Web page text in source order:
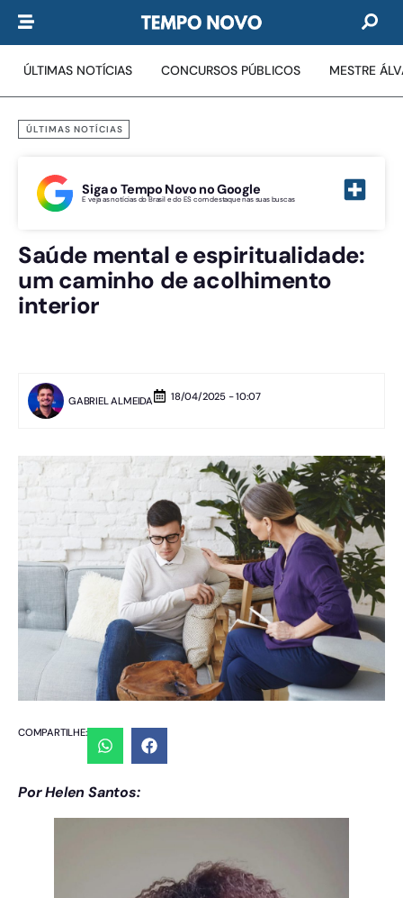
ÚLTIMAS NOTÍCIAS CONCURSOS PÚBLICOS MESTRE
ÚLTIMAS NOTÍCIAS
Siga o Tempo Novo no Google
E veja as notícias do Brasil e do ES com destaque nas suas buscas
Saúde mental e espiritualidade:
um caminho de acolhimento
interior
GABRIEL ALMEIDA 18/04/2025 - 10:07
COMPARTILHE:
Por Helen Santos: